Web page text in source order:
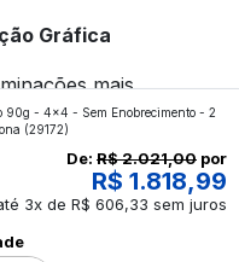
Gráfica
mais
FuturaIM? Então,
para você!
- 4x4 - Sem Enobrecimento - 2
(29172)
De: R$ 2.021,00 por
R$ 1.818,99
3x de R$ 606,33 sem juros